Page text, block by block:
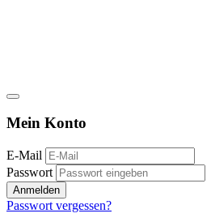
Mein Konto
E-Mail
Passwort
Anmelden
Passwort vergessen?